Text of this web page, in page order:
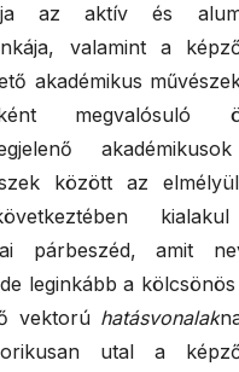
az aktív és
valamint a
akadémikus
megvalósuló
között az
párbeszéd, amit
leginkább a
vektorú hatásvonalak
utal a